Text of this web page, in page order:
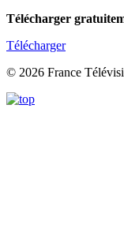
Télécharger
Télécharger
© 2026 France